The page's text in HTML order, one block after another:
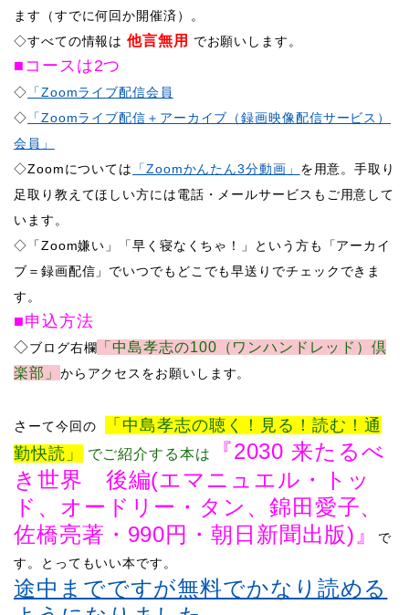
ます（すでに何回か開催済）。
◇すべての情報は他言無用 でお願いします。
■コースは2つ
◇ 「Zoomライブ配信会員
◇ 「Zoomライブ配信＋アーカイブ（録画映像配信サービス）
会員」
◇Zoomについては
「Zoomかんたん3分動画」 を用意。手取り
足取り教えてほしい方には電話・メールサービスもご用意して
います。
​◇「Zoom嫌い」「早く寝なくちゃ！」という方も「アーカイ
ブ＝録画配信」でいつでもどこでも早送りでチェックできま
す。
■申込方法
​◇ブログ右欄
「中島孝志の100（ワンハンドレッド）倶
楽部」 からアクセスをお願いします。
​さ ーて今回の
「中島孝志の聴く！見る！読む！通
勤快読」
でご紹介する本は
『2030 来たるべ
き世界 後編(エマニュエル・トッ
ド、オードリー・タン、錦田愛子、
佐橋亮著・990円・朝日新聞出版)』
で
す。
とってもいい本です。
途中までですが無料でかなり読める